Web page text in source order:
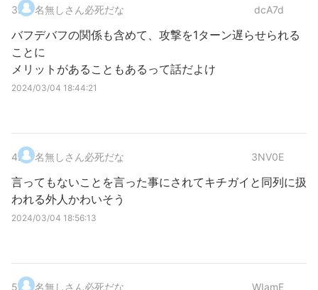
3. 名無しさん必死だな dcA7d
バフデバフの関係も含めて、攻撃を1ターン遅らせられる
ことに
メリットがあることもあるって話だよけ
2024/03/04 18:44:21
4. 名無しさん必死だな 3NV0E
言ってもないことを言った事にされてキチガイと同列に扱
われる外人かわいそう
2024/03/04 18:56:13
5. 名無しさん必死だな WIamE